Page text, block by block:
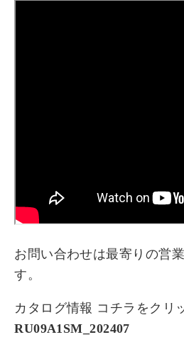
お問い合わせは最寄りの営
す。
カタログ情報 コチラをク
RU09A1SM_202407